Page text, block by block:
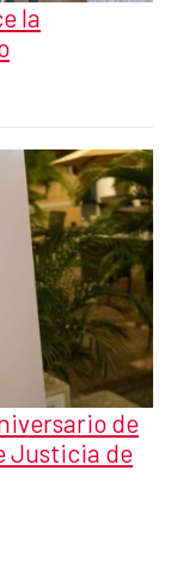
la
de
Justicia de